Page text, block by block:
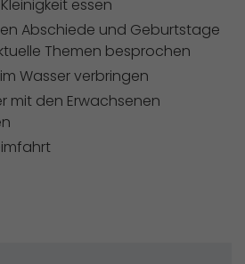
essen
Abschiede und Geburtstage
Themen besprochen
Wasser verbringen
mit den Erwachsenen